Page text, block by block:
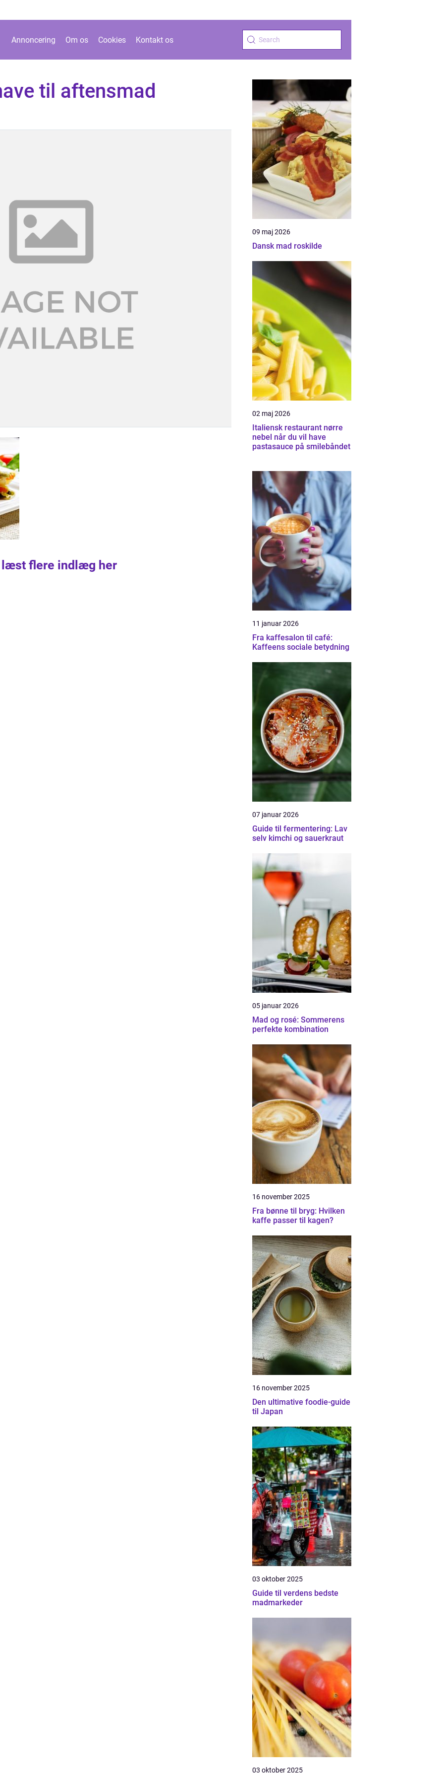
Annoncering Om os Cookies Kontakt os
til aftensmad
læst flere indlæg her
09 maj 2026
Dansk mad roskilde
02 maj 2026
Italiensk restaurant nørre
nebel når du vil have
pastasauce på smilebåndet
11 januar 2026
Fra kaffesalon til café:
Kaffeens sociale betydning
07 januar 2026
Guide til fermentering: Lav
selv kimchi og sauerkraut
05 januar 2026
Mad og rosé: Sommerens
perfekte kombination
16 november 2025
Fra bønne til bryg: Hvilken
kaffe passer til kagen?
16 november 2025
Den ultimative foodie-guide
til Japan
03 oktober 2025
Guide til verdens bedste
madmarkeder
03 oktober 2025